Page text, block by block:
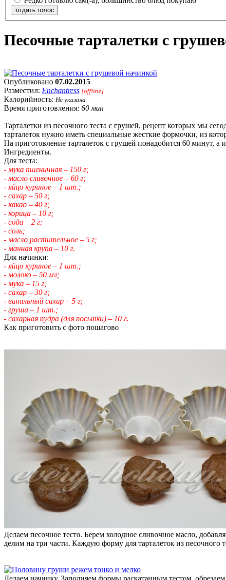
отдать голос
Песочные тарталетки с
Опубликовано 07.02.2015
Разместил: Enchantress [offline]
Калорийность: Не указана
Время приготовления: 60 мин
Тарталетки из песочного теста с грушей, рецепт которых мы
тарталеток нужно иметь специальные жесткие формочки, из
На приготовление тарталеток с грушей понадобится 60 минут,
Ингредиенты.
Для теста:
- мука пшеничная – 150 г;
- масло сливочное – 60 г;
- яйцо куриное – 1 шт.;
- сахар – 50 г;
- какао – 40 г;
- корица – 10 г;
- сода – 2 г;
- соль;
- масло растительное – 5 г;
- манная крупа – 10 г.
Для начинки:
- яйцо куриное – 1 шт.;
- молоко – 50 мл;
- мука – 15 г;
- сахар – 30 г;
- ванильный сахар – 5 г;
- груша – 1 шт.;
- сахарная пудра (для посыпки) – 10 г.
Как приготовить с фото пошагово
Делаем песочное тесто. Берем холодное сливочное масло,
делим на три части. Каждую форму для тарталеток из песочного
Делаем начинку. Заполняем формы раскатанным тестом,